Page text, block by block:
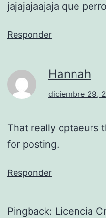
jajajajaajaja que perro
Responder
Hannah
diciembre 29,
That really cptaeurs
for posting.
Responder
Pingback: Licencia